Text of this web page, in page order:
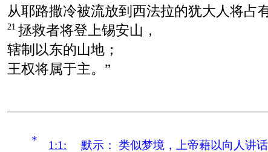
从耶路撒冷被流放到西法拉的犹大人将占
21 拯救者将登上锡安山，
辖制以东的山地；
王权将属于主。”
* 1:1: 默示：类似梦境，上帝藉以向人讲话